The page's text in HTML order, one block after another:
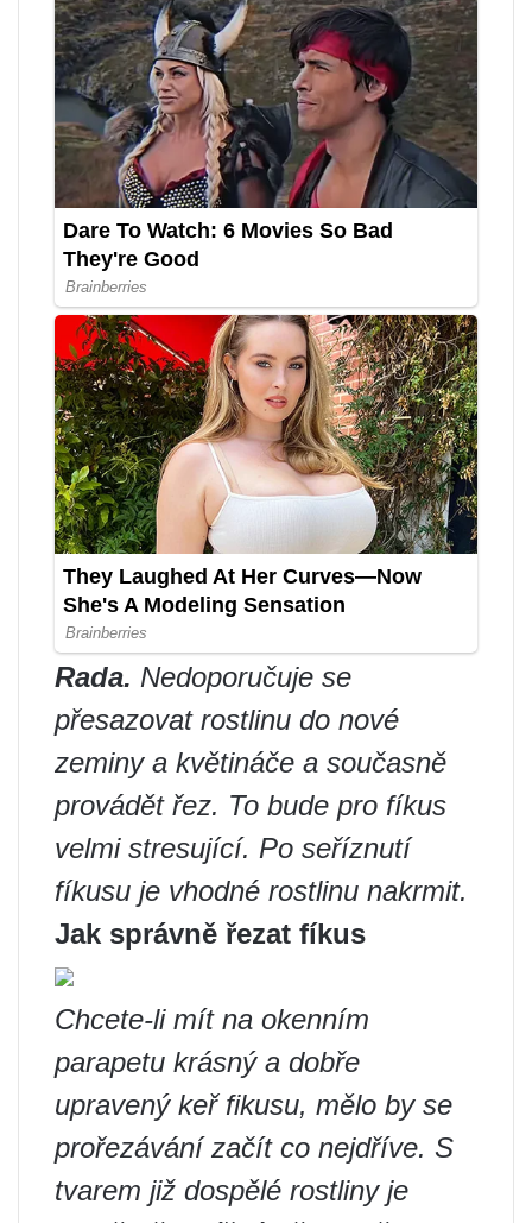
Rada. Nedoporučuje se
přesazovat rostlinu do nové
zeminy a květináče a současně
provádět řez. To bude pro fíkus
velmi stresující. Po seříznutí
fíkusu je vhodné rostlinu nakrmit.
Jak správně řezat fíkus
Chcete-li mít na okenním
parapetu krásný a dobře
upravený keř fikusu, mělo by se
prořezávání začít co nejdříve. S
tvarem již dospělé rostliny je